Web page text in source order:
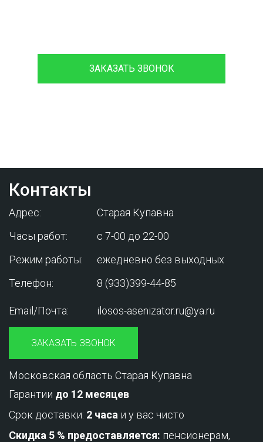
ЗАКАЗАТЬ ЗВОНОК
Контакты
Адрес:
Старая Купавна
Часы работ:
с 7-00 до 22-00
Режим работы:
ежедневно без выходных
Телефон:
8 (933)399-44-85
Email/Почта: ilosos-asenizator.ru@ya.ru
ЗАКАЗАТЬ ЗВОНОК
Московская область Старая Купавна
Гарантии до 12 месяцев
Срок доставки: 2 часа и у вас чисто
Скидка 5 % предоставляется: пенсионерам,